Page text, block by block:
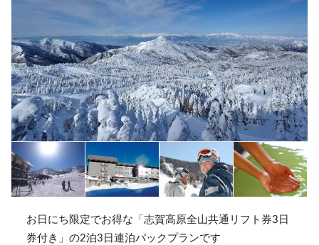
お日にち限定でお得な「志賀高原全山共通リフト券3日
券付き」の2泊3日連泊パックプランです